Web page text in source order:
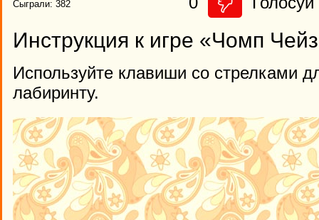
Сыграли: 382
Инструкция к игре «Чомп
Используйте клавиши со стрелками
лабиринту.